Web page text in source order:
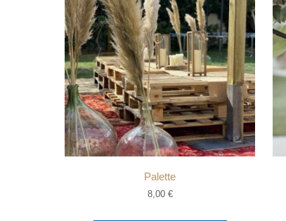
Palette
8,00 €